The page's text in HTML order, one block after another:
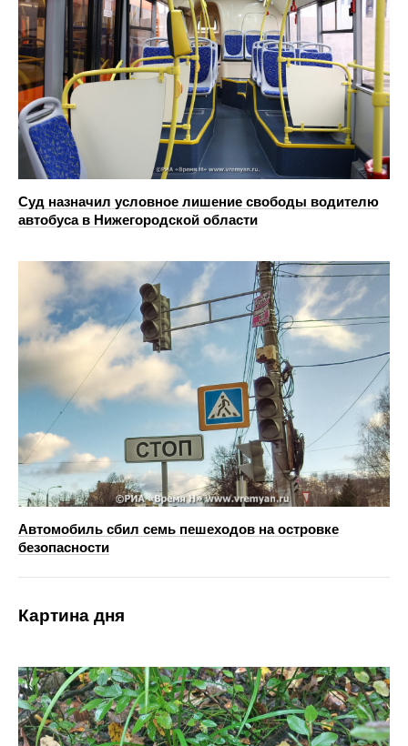
Суд назначил условное лишение свободы водителю
автобуса в Нижегородской области
Автомобиль сбил семь пешеходов на островке
безопасности
Картина дня